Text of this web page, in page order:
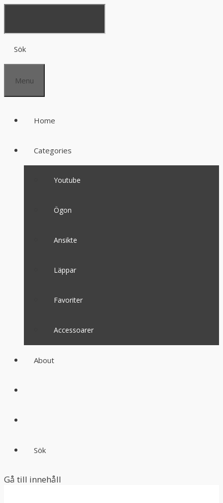
Sök
Menu
Home
Categories
Youtube
Ögon
Ansikte
Läppar
Favoriter
Accessoarer
About
Sök
Gå till innehåll